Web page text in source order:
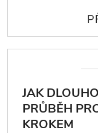
JAK
PRŮBĚH
KROKEM